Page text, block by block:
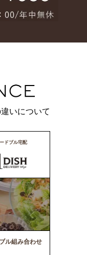
いについて
ドブル宅配
ル組み合わせ